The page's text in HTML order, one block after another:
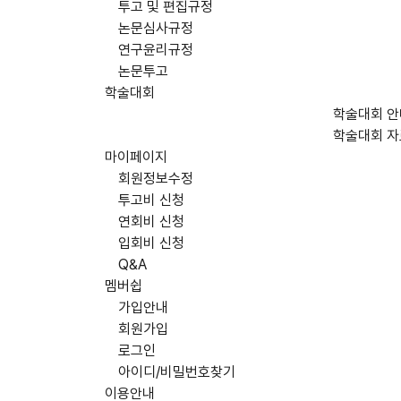
투고 및 편집규정
논문심사규정
연구윤리규정
논문투고
학술대회
학술대회 안
학술대회
마이페이지
회원정보수정
투고비 신청
연회비 신청
입회비 신청
Q&A
멤버쉽
가입안내
회원가입
로그인
아이디/비밀번호찾기
이용안내